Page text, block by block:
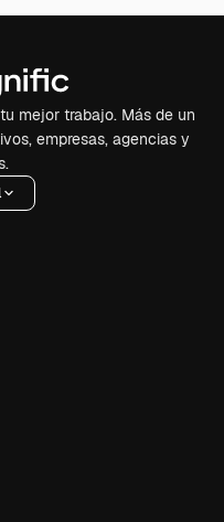
mejor trabajo. Más de un
empresas, agencias y